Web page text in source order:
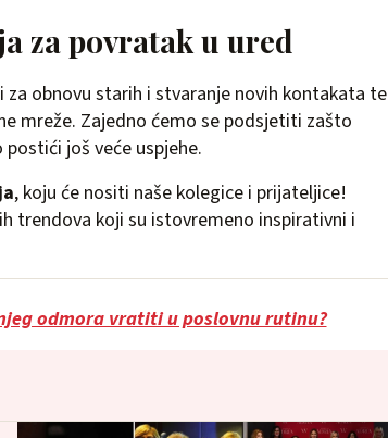
za povratak u ured
za obnovu starih i stvaranje novih kontakata te
mreže. Zajedno ćemo se podsjetiti zašto
još veće uspjehe.
, koju će nositi naše kolegice i prijateljice!
trendova koji su istovremeno inspirativni i
odmora vratiti u poslovnu rutinu?